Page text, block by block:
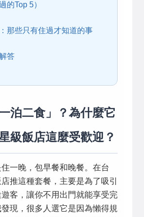
的Top 5）
那些只有住過才知道的事
答
泊二食」？為什麼它
級飯店這麼受歡迎？
一晚，包早餐和晚餐。在台
推這種套餐，主要是為了吸引
客，讓你不用出門就能享受完
現，很多人選它是因為懶得規